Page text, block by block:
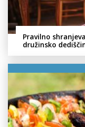
Pravilno
družinsko